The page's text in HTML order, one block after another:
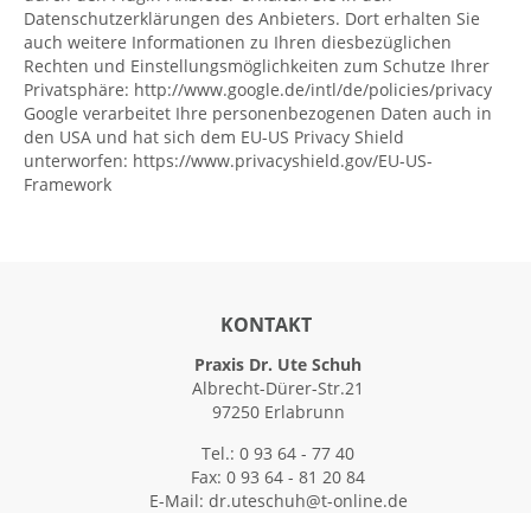
Datenschutzerklärungen des Anbieters. Dort erhalten Sie
auch weitere Informationen zu Ihren diesbezüglichen
Rechten und Einstellungsmöglichkeiten zum Schutze Ihrer
Privatsphäre: http://www.google.de/intl/de/policies/privacy
Google verarbeitet Ihre personenbezogenen Daten auch in
den USA und hat sich dem EU-US Privacy Shield
unterworfen: https://www.privacyshield.gov/EU-US-
Framework
KONTAKT
Praxis Dr. Ute Schuh
Albrecht-Dürer-Str.21
97250 Erlabrunn
Tel.: 0 93 64 - 77 40
Fax: 0 93 64 - 81 20 84
E-Mail: dr.uteschuh@t-online.de